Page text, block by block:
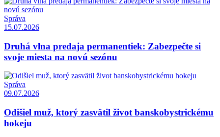
Správa
15.07.2026
Druhá vlna predaja permanentiek: Zabezpečte si
svoje miesta na novú sezónu
Správa
09.07.2026
Odišiel muž, ktorý zasvätil život banskobystrickému
hokeju